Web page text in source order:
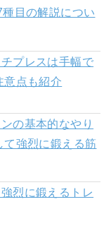
目の解説につい
プレスは手幅で
意点も紹介
の基本的なやり
て強烈に鍛える筋
烈に鍛えるトレ